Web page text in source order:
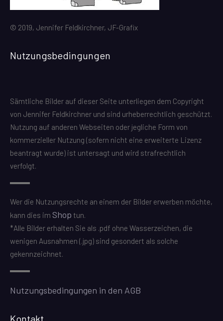
© 2019, Jennifer Feldkirchner, JF-Grafix
Nutzungsbedingungen
Sämtliche Bilder auf dieser Seite unterliegen dem Copyright
von Jennifer Feldkirchner und sind urheberrechtlich geschützt.
Nutzung auf anderen Webseiten oder jegliche Form von
kommerzieller Nutzung (sofern nicht eine erweiterte Lizenz
beantragt wurde) ist untersagt und wird strafrechtlich
verfolgt.
Wer die Nutzungsrechte an einem der Bilder erwerben möchte,
kann dies im Shop tun.
*Alle Bilder erhalten Sie als .pdf ohne Wasserzeichen, die
wenigen Ausnahmen (.jpg) sind gesondert als solche
gekennzeichnet.
Nutzungsbedingungen in den AGB
Kontakt